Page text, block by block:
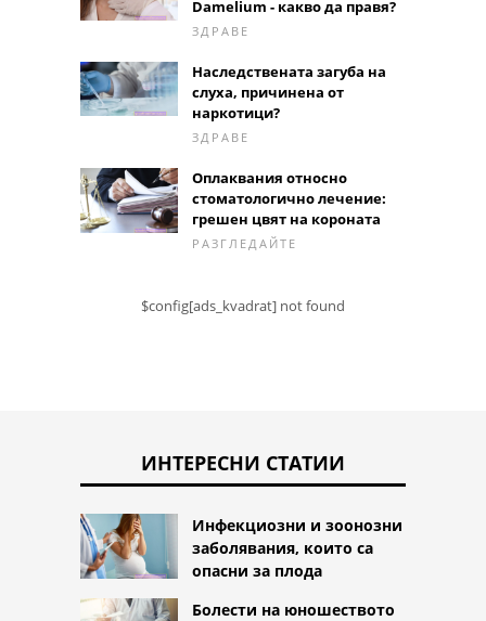
Damelium - какво да правя?
ЗДРАВЕ
Наследствената загуба на
слуха, причинена от
наркотици?
ЗДРАВЕ
Оплаквания относно
стоматологично лечение:
грешен цвят на короната
РАЗГЛЕДАЙТЕ
$config[ads_kvadrat] not found
ИНТЕРЕСНИ СТАТИИ
Инфекциозни и зоонозни
заболявания, които са
опасни за плода
Болести на юношеството